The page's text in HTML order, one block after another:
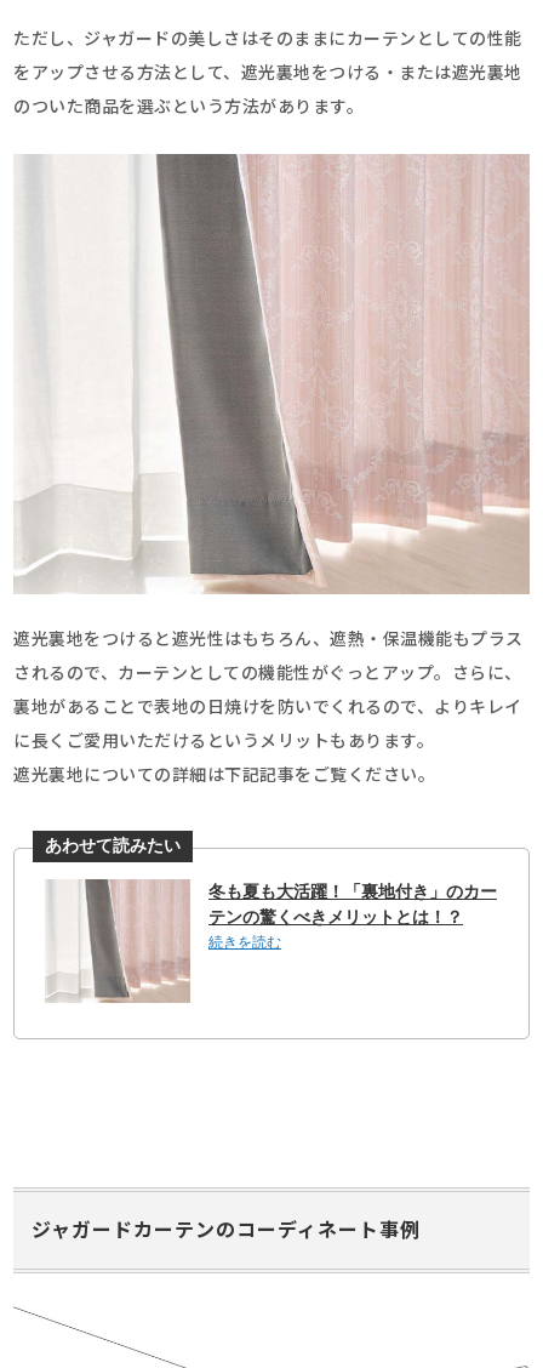
ただし、ジャガードの美しさはそのままにカーテンとしての性能
をアップさせる方法として、遮光裏地をつける・または遮光裏地
のついた商品を選ぶという方法があります。
遮光裏地をつけると遮光性はもちろん、遮熱・保温機能もプラス
されるので、カーテンとしての機能性がぐっとアップ。さらに、
裏地があることで表地の日焼けを防いでくれるので、よりキレイ
に長くご愛用いただけるというメリットもあります。
遮光裏地についての詳細は下記記事をご覧ください。
ジャガードカーテンのコーディネート事例